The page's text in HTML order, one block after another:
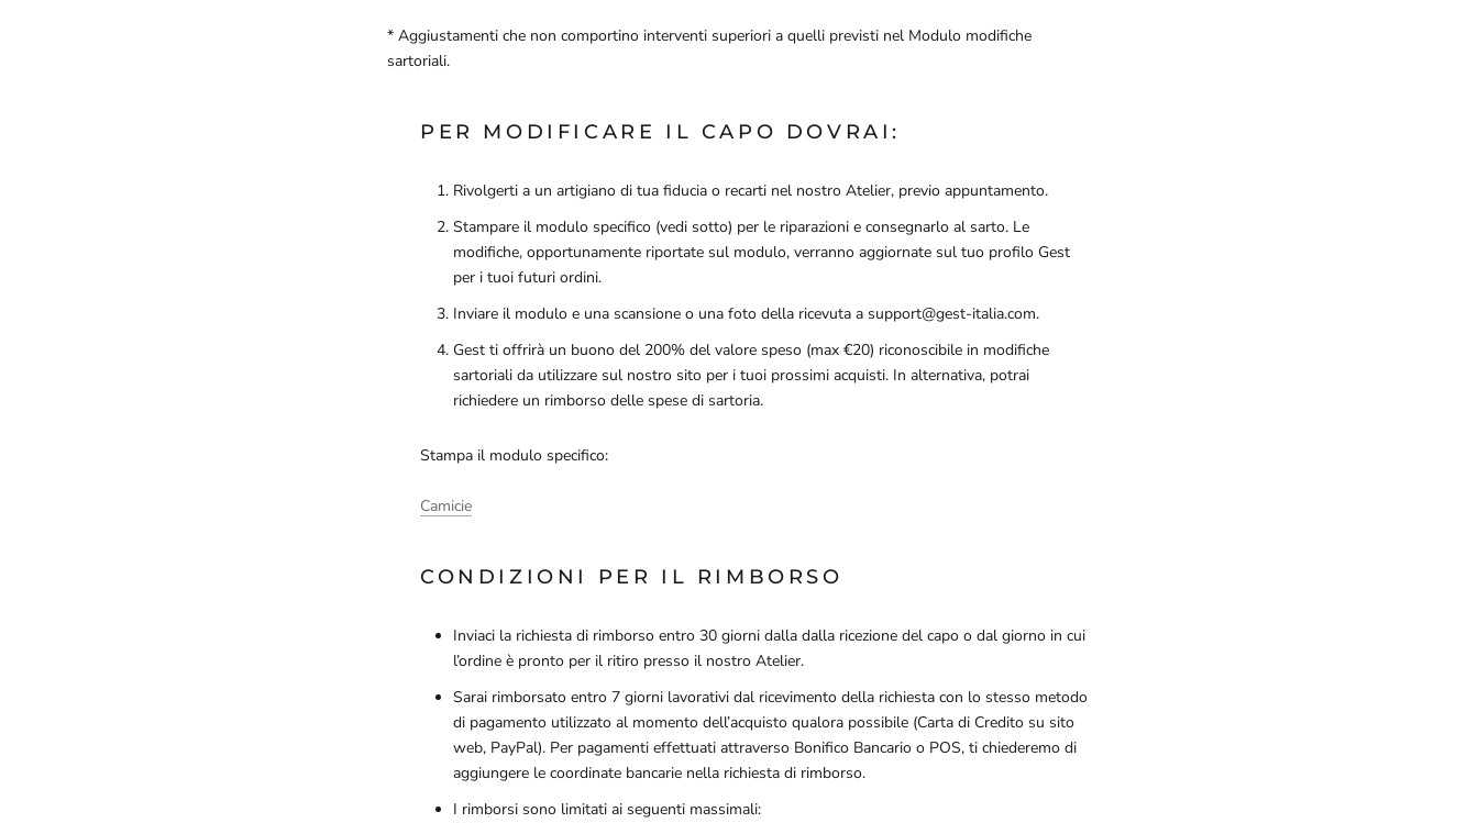
* Aggiustamenti che non comportino interventi superiori a quelli previsti nel Modulo modifiche
sartoriali.
PER MODIFICARE IL CAPO DOVRAI:
Rivolgerti a un artigiano di tua fiducia o recarti nel nostro Atelier, previo appuntamento.
Stampare il modulo specifico (vedi sotto) per le riparazioni e consegnarlo al sarto. Le
modifiche, opportunamente riportate sul modulo, verranno aggiornate sul tuo profilo Gest
per i tuoi futuri ordini.
Inviare il modulo e una scansione o una foto della ricevuta a support@gest-italia.com.
Gest ti offrirà un buono del 200% del valore speso (max €20) riconoscibile in modifiche
sartoriali da utilizzare sul nostro sito per i tuoi prossimi acquisti. In alternativa, potrai
richiedere un rimborso delle spese di sartoria.
Stampa il modulo specifico:
Camicie
CONDIZIONI PER IL RIMBORSO
Inviaci la richiesta di rimborso entro 30 giorni dalla dalla ricezione del capo o dal giorno in cui
l’ordine è pronto per il ritiro presso il nostro Atelier.
Sarai rimborsato entro 7 giorni lavorativi dal ricevimento della richiesta con lo stesso metodo
di pagamento utilizzato al momento dell’acquisto qualora possibile (Carta di Credito su sito
web, PayPal). Per pagamenti effettuati attraverso Bonifico Bancario o POS, ti chiederemo di
aggiungere le coordinate bancarie nella richiesta di rimborso.
I rimborsi sono limitati ai seguenti massimali: